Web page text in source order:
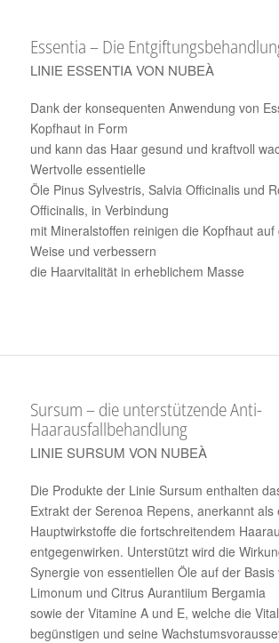
Essentia – Die
LINIE ESSENTIA VON NUBEÀ
Dank der konsequenten Anwendung von
Kopfhaut in Form
und kann das Haar gesund und kraftvoll
Wertvolle essentielle
Öle Pinus Sylvestris, Salvia Officinalis und
Officinalis, in Verbindung
mit Mineralstoffen reinigen die Kopfhaut auf
Weise und verbessern
die Haarvitalität in erheblichem Masse
Sursum – die unterstützende Anti-
Haarausfallbehandlung
LINIE SURSUM VON NUBEÀ
Die Produkte der Linie Sursum enthalten
Extrakt der Serenoa Repens, anerkannt als
Hauptwirkstoffe die fortschreitendem
entgegenwirken. Unterstützt wird die
Synergie von essentiellen Öle auf der Basis
Limonum und Citrus Aurantiium Bergamia
sowie der Vitamine A und E, welche die
begünstigen und seine